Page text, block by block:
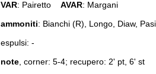
VAR: Pairetto AVAR: Margani
ammoniti: Bianchi (R), Longo, Diaw,
espulsi: -
note , corner: 5-4; recupero: 2' pt, 6' st